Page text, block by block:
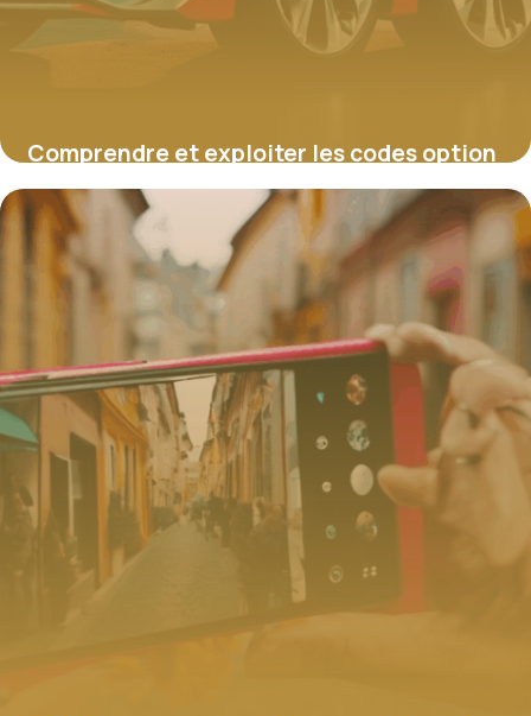
Comprendre et exploiter les codes option
Audi pour personnaliser son véhicule
4 juillet 2025